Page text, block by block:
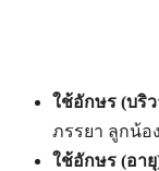
ใช้อักษร (บริ
ภรรยา ลูกน้อ
ใช้อักษร (อา